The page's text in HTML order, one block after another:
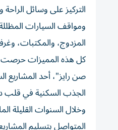
التركيز على وسائل
ومواقف السيارات
المزدوج، والمكتبات،
صن رايز"، أحد المشاريع
الجذب السكنية في قلب دبي، ويمتد على مساحة 91000 ألف قدم
وخلال السنوات القليلة